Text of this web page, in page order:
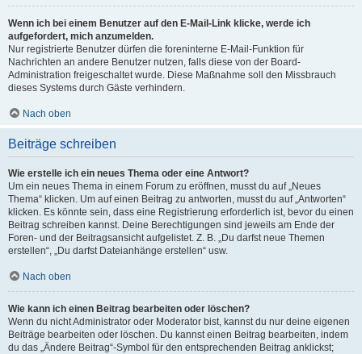
Wenn ich bei einem Benutzer auf den E-Mail-Link klicke, werde ich
aufgefordert, mich anzumelden.
Nur registrierte Benutzer dürfen die foreninterne E-Mail-Funktion für
Nachrichten an andere Benutzer nutzen, falls diese von der Board-
Administration freigeschaltet wurde. Diese Maßnahme soll den Missbrauch
dieses Systems durch Gäste verhindern.
Nach oben
Beiträge schreiben
Wie erstelle ich ein neues Thema oder eine Antwort?
Um ein neues Thema in einem Forum zu eröffnen, musst du auf „Neues
Thema“ klicken. Um auf einen Beitrag zu antworten, musst du auf „Antworten“
klicken. Es könnte sein, dass eine Registrierung erforderlich ist, bevor du einen
Beitrag schreiben kannst. Deine Berechtigungen sind jeweils am Ende der
Foren- und der Beitragsansicht aufgelistet. Z. B. „Du darfst neue Themen
erstellen“, „Du darfst Dateianhänge erstellen“ usw.
Nach oben
Wie kann ich einen Beitrag bearbeiten oder löschen?
Wenn du nicht Administrator oder Moderator bist, kannst du nur deine eigenen
Beiträge bearbeiten oder löschen. Du kannst einen Beitrag bearbeiten, indem
du das „Ändere Beitrag“-Symbol für den entsprechenden Beitrag anklickst;